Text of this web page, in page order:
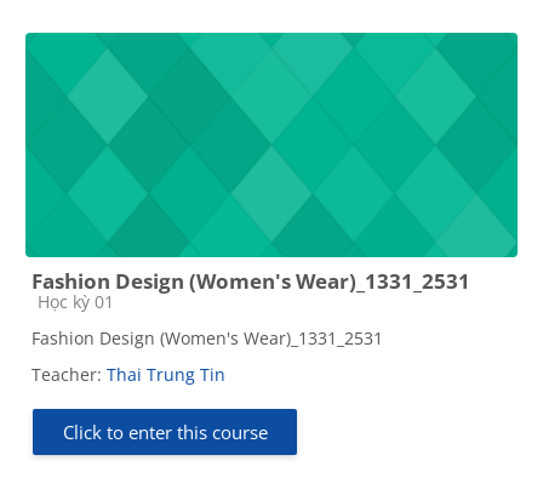
Fashion Design (Women's Wear)_1331_2531
Course category
Học kỳ 01
Fashion Design (Women's Wear)_1331_2531
Teacher: Thai Trung Tin
Click to enter this course